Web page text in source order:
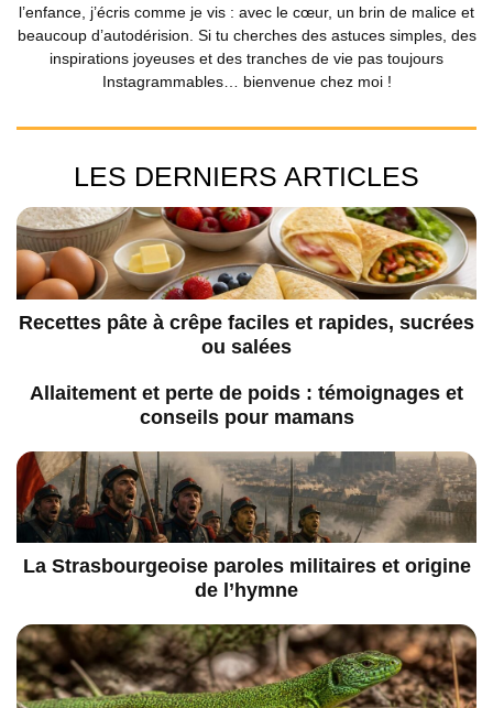
l’enfance, j’écris comme je vis : avec le cœur, un brin de malice et
beaucoup d’autodérision. Si tu cherches des astuces simples, des
inspirations joyeuses et des tranches de vie pas toujours
Instagrammables… bienvenue chez moi !
LES DERNIERS ARTICLES
Recettes pâte à crêpe faciles et rapides, sucrées
ou salées
Allaitement et perte de poids : témoignages et
conseils pour mamans
La Strasbourgeoise paroles militaires et origine
de l’hymne